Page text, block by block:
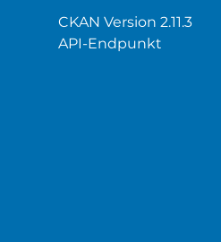
CKAN Version 2.11.3
API-Endpunkt